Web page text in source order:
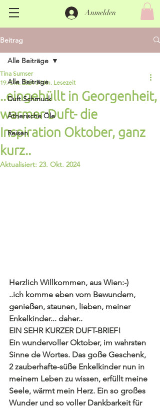
Anmelden
Beitrag
Alle Beiträge
Duft Schmuck
Ätherische Öle
Reisen
Alle Beiträge
..eingehüllt in Georgenheit,
warmer Duft- die
Inspiration Oktober, ganz
kurz..
Tina Sumser
19. Okt. 2024 3 Min. Lesezeit
Aktualisiert: 23. Okt. 2024
Herzlich Willkommen, aus Wien:-)
..ich komme eben vom Bewundern,
genießen, staunen, lieben, meiner
Enkelkinder... daher..
EIN SEHR KURZER DUFT-BRIEF!
Ein wundervoller Oktober, im wahrsten
Sinne de Wortes. Das goße Geschenk,
2 zauberhafte-süße Enkelkinder nun in
meinem Leben zu wissen, erfüllt meine
Seele, wärmt mein Herz. Ein so großes
Wunder und so voller Dankbarkeit für